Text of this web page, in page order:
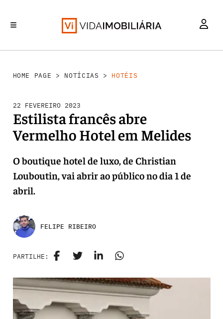
HOME PAGE > NOTÍCIAS > HOTÉIS
22 FEVEREIRO 2023
Estilista francês abre
Vermelho Hotel em Melides
O boutique hotel de luxo, de Christian
Louboutin, vai abrir ao público no dia 1 de
abril.
FELIPE RIBEIRO
PARTILHE: